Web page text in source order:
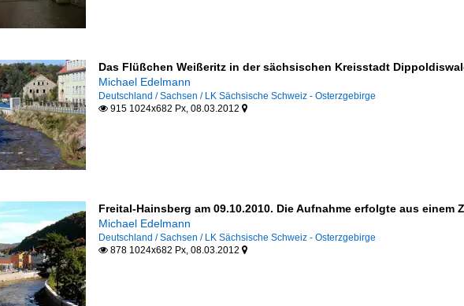
Das Flüßchen Weißeritz in der sächsischen Kreisstadt
Michael Edelmann
Deutschland / Sachsen / LK Sächsische Schweiz - Osterzgebirge
915 1024x682 Px, 08.03.2012 
Freital-Hainsberg am 09.10.2010. Die Aufnahme erfolgte aus einem
Michael Edelmann
Deutschland / Sachsen / LK Sächsische Schweiz - Osterzgebirge
878 1024x682 Px, 08.03.2012 